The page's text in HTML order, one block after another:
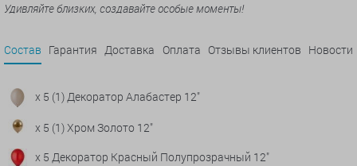
Удивляйте близких, создавайте особые моменты!
Состав Гарантия Доставка Оплата Отзывы клиентов Новости
x 5 (1) Декоратор Алабастер 12"
x 5 (1) Хром Золото 12"
x 5 Декоратор Красный Полупрозрачный 12"